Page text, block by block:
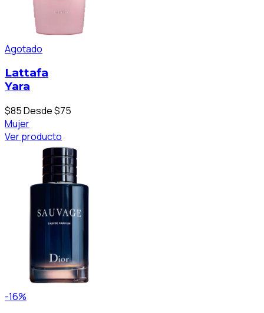
Agotado
Lattafa
Yara
$85Desde $75
Mujer
Ver producto
-16%